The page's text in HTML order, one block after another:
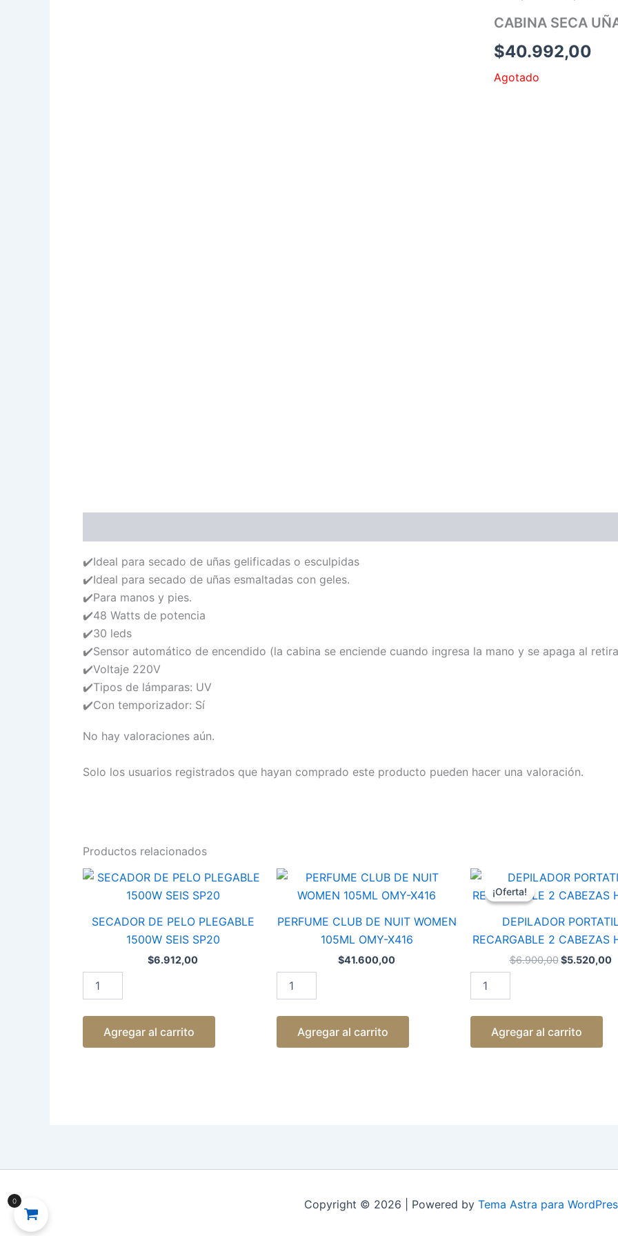
CABINA SECA
$40.992,00
Agotado
✔️Ideal para secado de uñas gelificadas o esculpidas
✔️Ideal para secado de uñas esmaltadas con geles.
✔️Para manos y pies.
✔️48 Watts de potencia
✔️30 leds
✔️Sensor automático de encendido (la cabina se enciende cuando ingresa la mano y se apaga al
✔️Voltaje 220V
✔️Tipos de lámparas: UV
✔️Con temporizador: Sí
No hay valoraciones aún.
Solo los usuarios registrados que hayan comprado este producto pueden hacer una valoración.
Productos relacionados
SECADOR DE PELO PLEGABLE
1500W SEIS SP20
$6.912,00
SECADOR
PLEGABLE
1500W
cantidad
Agregar al carrito
PERFUME CLUB DE NUIT WOMEN
105ML OMY-X416
$41.600,00
PERFUME
NUIT
WOMEN
X416
cantidad
Agregar al carrito
¡Oferta!
¡Oferta!
DEPILADOR
RECARGABLE 2 CABEZAS
$6.900,00
El
original
$6.900,00.
$5.520,00
DEPILADOR
PORTATIL
RECARGABLE
CABEZAS
HX-
cantidad
Agregar al carrito
Copyright © 2026 | Powered by Tema Astra para
0